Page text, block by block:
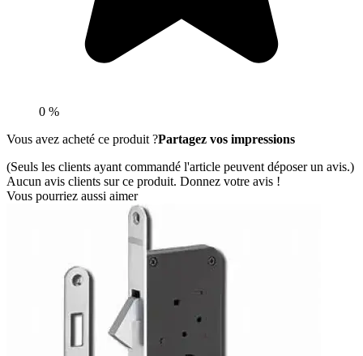
0 %
Vous avez acheté ce produit ?Partagez vos impressions
(Seuls les clients ayant commandé l'article peuvent déposer un avis.)
Aucun avis clients sur ce produit. Donnez votre avis !
Vous pourriez aussi aimer